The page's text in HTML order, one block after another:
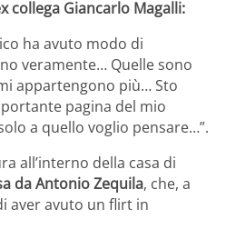
collega Giancarlo Magalli:
ha avuto modo di
veramente… Quelle sono
appartengono più… Sto
pagina del mio
a quello voglio pensare…”.
all’interno della casa di
da Antonio Zequila, che, a
aver avuto un flirt in